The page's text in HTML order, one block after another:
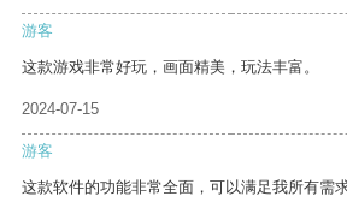
游客
这款游戏非常好玩，画面精美，玩法丰富。
2024-07-15
游客
这款软件的功能非常全面，可以满足我所有需求